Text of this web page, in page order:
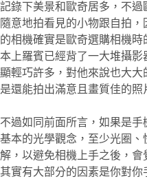
記錄下美景和歐奇居多，不
隨意地拍看見的小物跟自拍
的相機確實是歐奇選購相機
本上羅賓已經背了一大堆攝影
顯輕巧許多，對他來說也大
是還能拍出滿意且畫質佳的照
不過如同前面所言，如果是
基本的光學觀念，至少光圈、
解，以避免相機上手之後，
其實有大部分的因素是你對